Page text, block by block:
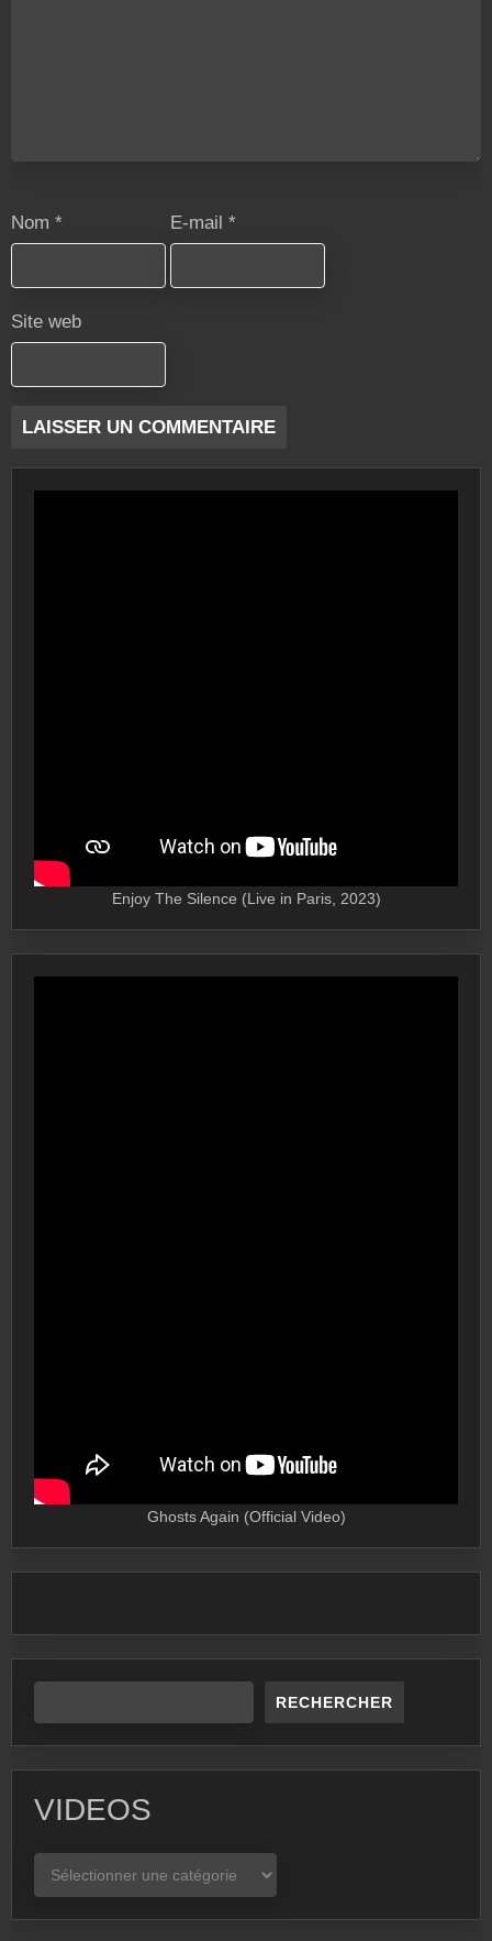
Nom * E-mail *
Site web
Enjoy The Silence (Live in Paris, 2023)
Ghosts Again (Official Video)
RECHERCHER
VIDEOS
VIDEOS